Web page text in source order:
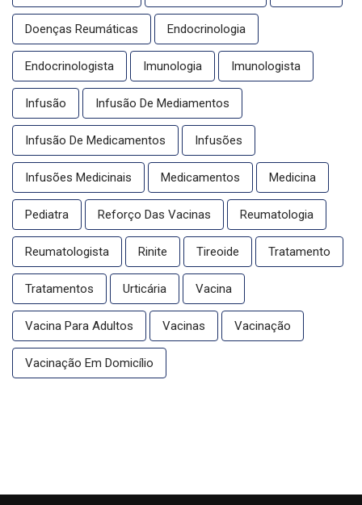
Doenças Reumáticas Endocrinologia
Endocrinologista Imunologia Imunologista
Infusão Infusão De Mediamentos
Infusão De Medicamentos Infusões
Infusões Medicinais Medicamentos Medicina
Pediatra Reforço Das Vacinas Reumatologia
Reumatologista Rinite Tireoide Tratamento
Tratamentos Urticária Vacina
Vacina Para Adultos Vacinas Vacinação
Vacinação Em Domicílio